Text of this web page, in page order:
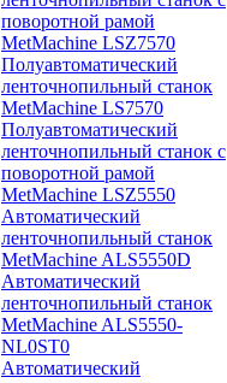
поворотной рамой
MetMachine LSZ7570
Полуавтоматический
ленточнопильный станок
MetMachine LS7570
Полуавтоматический
ленточнопильный станок с
поворотной рамой
MetMachine LSZ5550
Автоматический
ленточнопильный станок
MetMachine ALS5550D
Автоматический
ленточнопильный станок
MetMachine ALS5550-
NL0ST0
Автоматический